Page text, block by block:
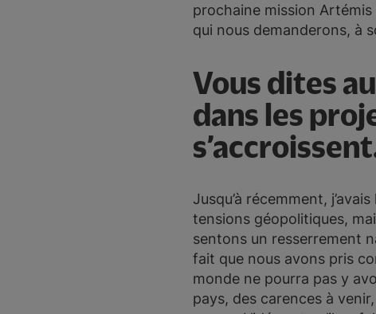
prochaine mission Artémis
qui nous demanderons, à
Vous dites
dans les
Jusqu’à récemment,
tensions géopolitiques,
sentons un resserrement
fait que nous avons pris
monde ne pourra pas y
pays, des carences à venir,